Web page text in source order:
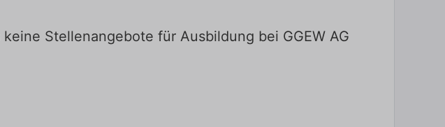
Stellenangebote für Ausbildung bei GGEW AG